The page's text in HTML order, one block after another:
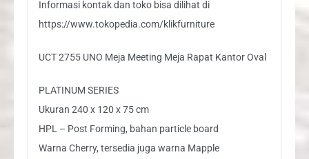
Informasi kontak dan toko bisa dilihat di
https://www.tokopedia.com/klikfurniture
UCT 2755 UNO Meja Meeting Meja Rapat Kantor Oval
PLATINUM SERIES
Ukuran 240 x 120 x 75 cm
HPL – Post Forming, bahan particle board
Warna Cherry, tersedia juga warna Mapple